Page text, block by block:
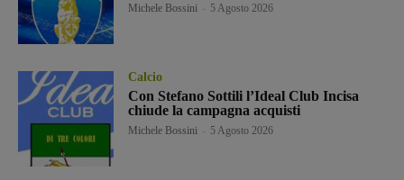
Michele Bossini 5 Agosto 2026
Calcio
Con Stefano Sottili l’Ideal Club Incisa
chiude la campagna acquisti
Michele Bossini 5 Agosto 2026